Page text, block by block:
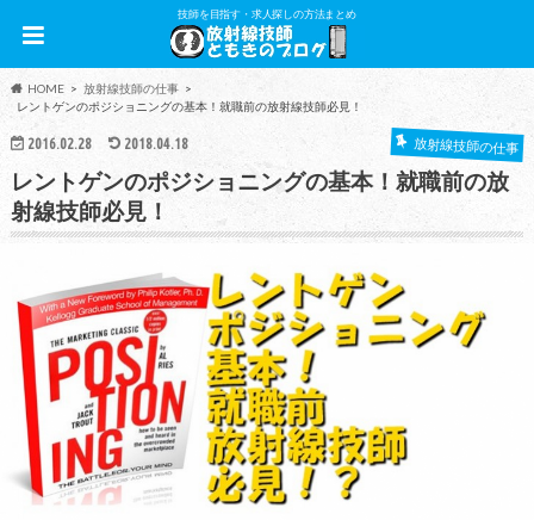
技師を目指す・求人探しの方法まとめ
HOME
放射線技師の仕事
レントゲンのポジショニングの基本！就職前の放射線技師必見！
2016.02.28 2018.04.18 放射線技師の仕事
レントゲンのポジショニングの基本！就職前の放
射線技師必見！